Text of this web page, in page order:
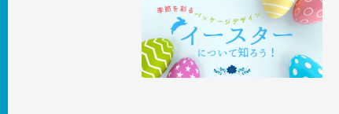
季節を彩るパッケージデザイン【イー
スター】について知ろう！
2025.04.21 知識 / ノウハウ